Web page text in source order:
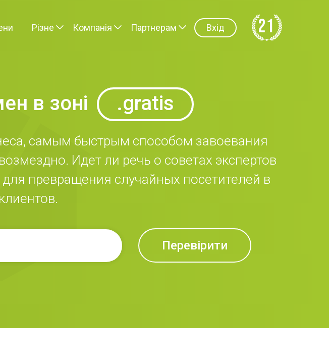
Різне Компанія Партнерам Вхід 21
в зоні .gratis
самым быстрым способом завоевания
Идет ли речь о советах экспертов
превращения случайных посетителей в
Перевірити